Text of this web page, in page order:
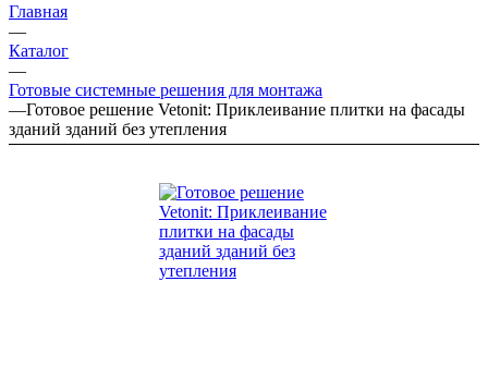
Главная
—
Каталог
—
Готовые системные решения для монтажа
—Готовое решение Vetonit: Приклеивание плитки на фасады
зданий зданий без утепления